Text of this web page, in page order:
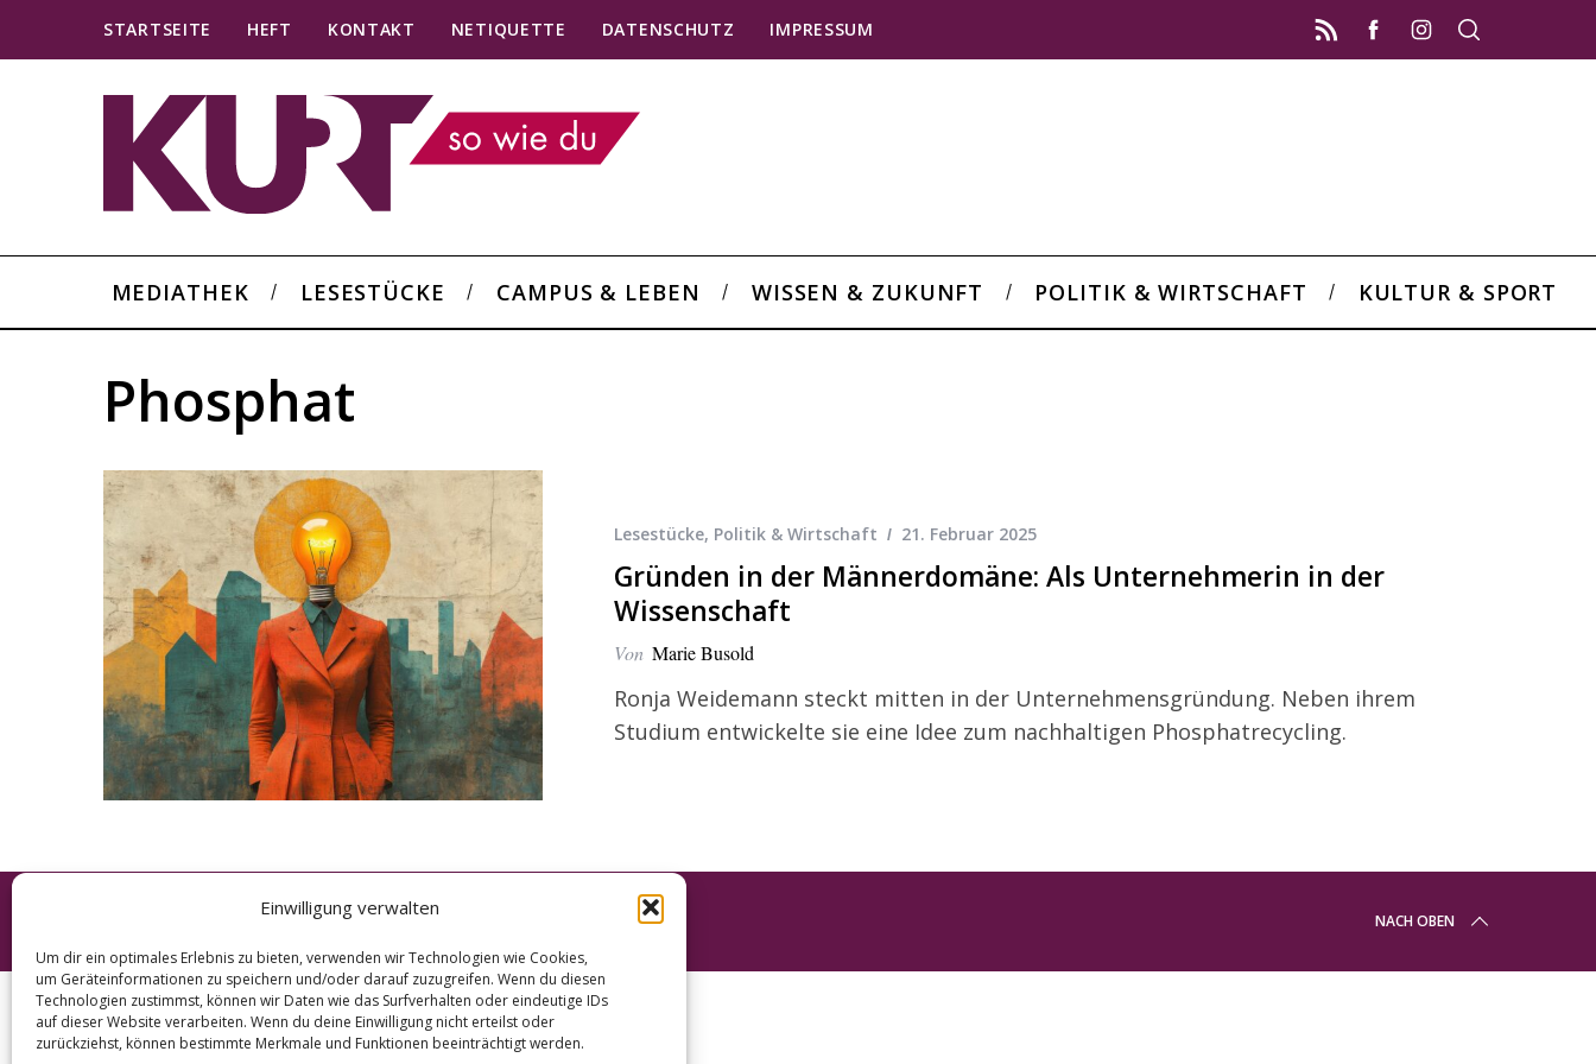
Einwilligung verwalten
Um dir ein optimales Erlebnis zu bieten, verwenden wir Technologien wie Cookies,
um Geräteinformationen zu speichern und/oder darauf zuzugreifen. Wenn du diesen
Technologien zustimmst, können wir Daten wie das Surfverhalten oder eindeutige IDs
auf dieser Website verarbeiten. Wenn du deine Einwilligung nicht erteilst oder
zurückziehst, können bestimmte Merkmale und Funktionen beeinträchtigt werden.
STARTSEITE HEFT KONTAKT NETIQUETTE DATENSCHUTZ IMPRESSUM
MEDIATHEK LESESTÜCKE CAMPUS & LEBEN WISSEN & ZUKUNFT POLITIK & WIRTSCHAFT KULTUR & SPORT
Phosphat
Lesestücke, Politik & Wirtschaft 21. Februar 2025
Gründen in der Männerdomäne: Als Unternehmerin in der
Wissenschaft
Von Marie Busold
Ronja Weidemann steckt mitten in der Unternehmensgründung. Neben ihrem
Studium entwickelte sie eine Idee zum nachhaltigen Phosphatrecycling.
NACH OBEN
S
e
a
r
f
o
r
: